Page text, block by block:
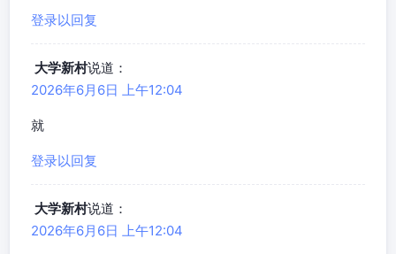
登录以回复
大学新村说道：
2026年6月6日 上午12:04
就
登录以回复
大学新村说道：
2026年6月6日 上午12:04